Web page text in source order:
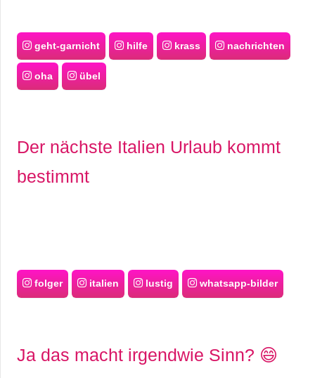
geht-garnicht hilfe krass nachrichten
oha übel
Der nächste Italien Urlaub kommt
bestimmt
folger italien lustig whatsapp-bilder
Ja das macht irgendwie Sinn? 😄